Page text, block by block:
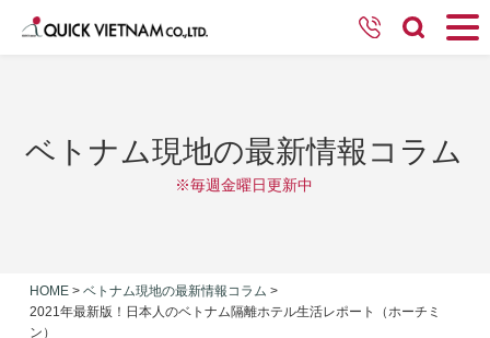
ベトナム現地の最新情報コラム
※毎週金曜日更新中
HOME > ベトナム現地の最新情報コラム >
2021年最新版！日本人のベトナム隔離ホテル生活レポート（ホーチミ
ン）